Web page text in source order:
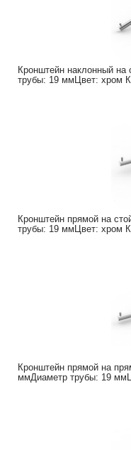
Кронштейн наклонный на
трубы: 19 ммЦвет: хром
Кронштейн прямой на
трубы: 19 ммЦвет: хром
Кронштейн прямой на
ммДиаметр трубы: 19